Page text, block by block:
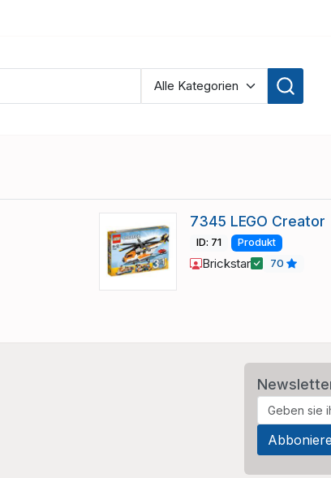
7345 LEGO Creator
ID: 71 Produkt
Brickstar 70